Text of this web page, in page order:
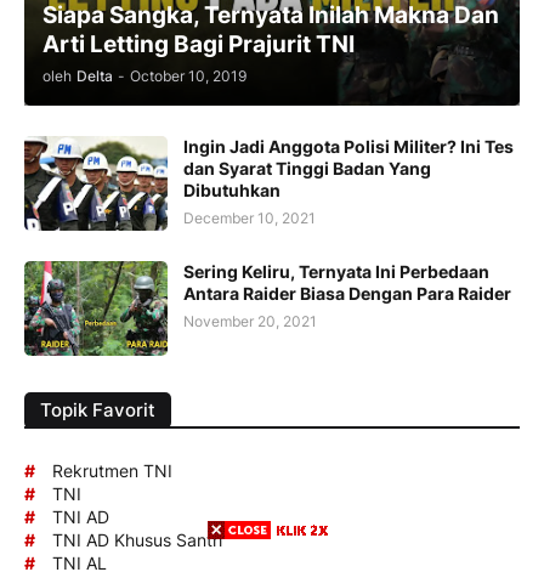
Siapa Sangka, Ternyata Inilah Makna Dan
Arti Letting Bagi Prajurit TNI
oleh Delta - October 10, 2019
Ingin Jadi Anggota Polisi Militer? Ini Tes
dan Syarat Tinggi Badan Yang
Dibutuhkan
December 10, 2021
Sering Keliru, Ternyata Ini Perbedaan
Antara Raider Biasa Dengan Para Raider
November 20, 2021
Topik Favorit
#
Rekrutmen TNI
#
TNI
#
TNI AD
#
TNI AD Khusus Santri
#
TNI AL